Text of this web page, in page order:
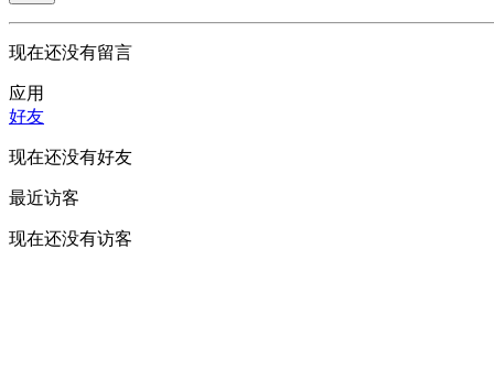
现在还没有留言
应用
好友
现在还没有好友
最近访客
现在还没有访客